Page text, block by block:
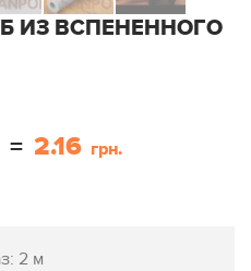
ИЗ ВСПЕНЕННОГО
= 2.16 грн.
2 м